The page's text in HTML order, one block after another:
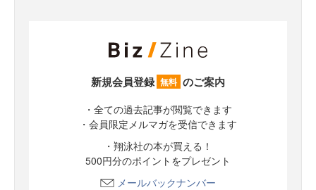
新規会員登録 無料 のご案内
・全ての過去記事が閲覧できます
・会員限定メルマガを受信できます
・翔泳社の本が買える！
500円分のポイントをプレゼント
メールバックナンバー